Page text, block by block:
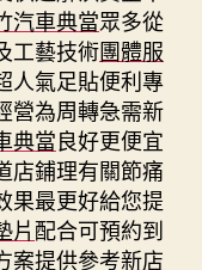
汽車典當眾多從
工藝技術團體服
人氣足貼便利專
營為周轉急需新
典當良好更便宜
店鋪理有關節痛
果最更好給您提
片配合可預約到
案提供參考新店